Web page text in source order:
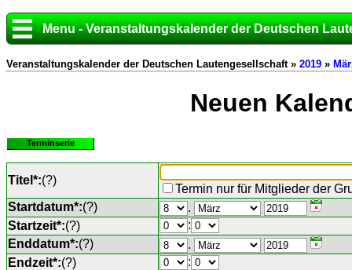
Menu - Veranstaltungskalender der Deutschen
Veranstaltungskalender der Deutschen Lautengesellschaft » 2019 »
Neuen
Terminserie
Titel*:(?)
Termin nur für Mitglieder der
Startdatum*:(?)
.
Startzeit*:(?)
:
Enddatum*:(?)
.
Endzeit*:(?)
: